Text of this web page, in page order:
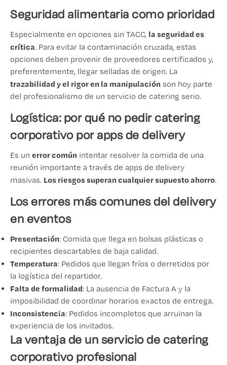
Seguridad alimentaria como prioridad
Especialmente en opciones sin TACC, la seguridad es
crítica. Para evitar la contaminación cruzada, estas
opciones deben provenir de proveedores certificados y,
preferentemente, llegar selladas de origen. La
trazabilidad y el rigor en la manipulación son hoy parte
del profesionalismo de un servicio de catering serio.
Logística: por qué no pedir catering
corporativo por apps de delivery
Es un error común intentar resolver la comida de una
reunión importante a través de apps de delivery
masivas. Los riesgos superan cualquier supuesto ahorro.
Los errores más comunes del delivery
en eventos
Presentación: Comida que llega en bolsas plásticas o
recipientes descartables de baja calidad.
Temperatura: Pedidos que llegan fríos o derretidos por
la logística del repartidor.
Falta de formalidad: La ausencia de Factura A y la
imposibilidad de coordinar horarios exactos de entrega.
Inconsistencia: Pedidos incompletos que arruinan la
experiencia de los invitados.
La ventaja de un servicio de catering
corporativo profesional